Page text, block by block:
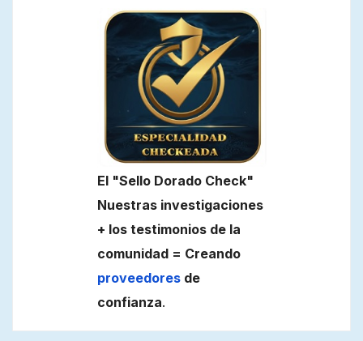
El "Sello Dorado Check"
Nuestras investigaciones
+ los testimonios de la
comunidad = Creando
proveedores de
confianza.